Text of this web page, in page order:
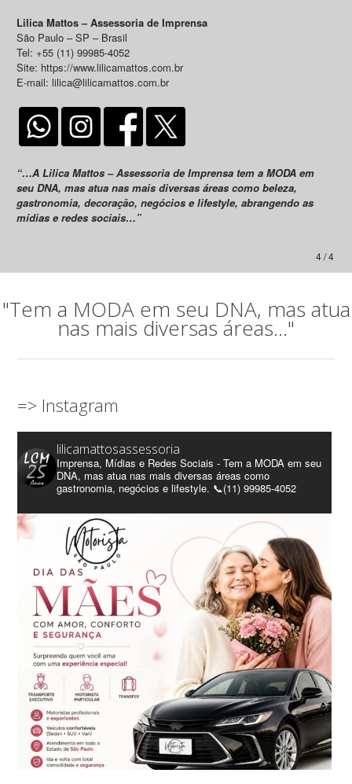
Lilica Mattos – Assessoria de Imprensa
São Paulo – SP – Brasil
Tel: +55 (11) 99985-4052
Site: https://www.lilicamattos.com.br
E-mail: lilica@lilicamattos.com.br
“…A Lilica Mattos – Assessoria de Imprensa tem a MODA em
seu DNA, mas atua nas mais diversas áreas como beleza,
gastronomia, decoração, negócios e lifestyle, abrangendo as
mídias e redes sociais…”
4 / 4
"Tem a MODA em seu DNA, mas atua
nas mais diversas áreas..."
=> Instagram
lilicamattosassessoria
Imprensa, Mídias e Redes Sociais - Tem a MODA em seu
DNA, mas atua nas mais diversas áreas como
gastronomia, negócios e lifestyle. 📞(11) 99985-4052